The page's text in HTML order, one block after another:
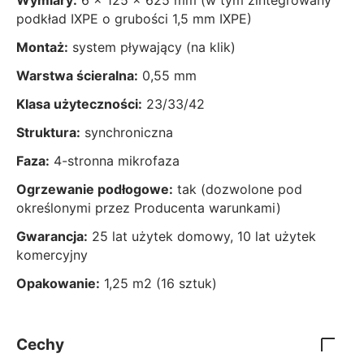
podkład IXPE o grubości 1,5 mm IXPE)
Montaż: system pływający (na klik)
Warstwa ścieralna: 0,55 mm
Klasa użyteczności: 23/33/42
Struktura: synchroniczna
Faza: 4-stronna mikrofaza
Ogrzewanie podłogowe: tak (dozwolone pod
określonymi przez Producenta warunkami)
Gwarancja: 25 lat użytek domowy, 10 lat użytek
komercyjny
Opakowanie: 1,25 m2 (16 sztuk)
Cechy